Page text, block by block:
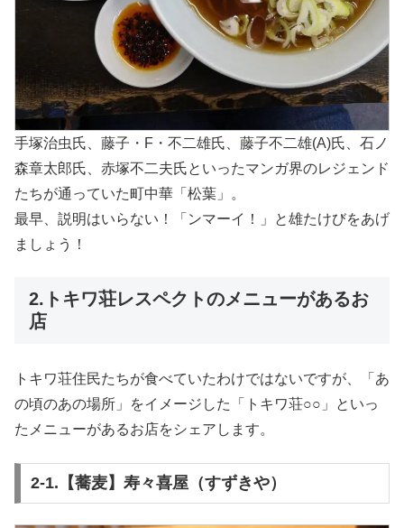
手塚治虫氏、藤子・F・不二雄氏、藤子不二雄(A)氏、石ノ
森章太郎氏、赤塚不二夫氏といったマンガ界のレジェンド
たちが通っていた町中華「松葉」。
最早、説明はいらない！「ンマーイ！」と雄たけびをあげ
ましょう！
2.トキワ荘レスペクトのメニューがあるお
店
トキワ荘住民たちが食べていたわけではないですが、「あ
の頃のあの場所」をイメージした「トキワ荘○○」といっ
たメニューがあるお店をシェアします。
2-1.【蕎麦】寿々喜屋（すずきや）